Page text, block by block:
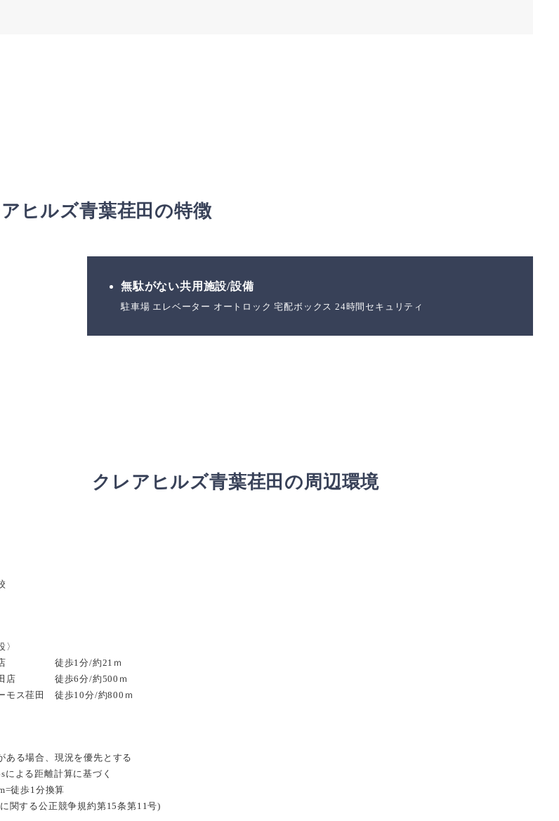
ヒルズ青葉荏田の特徴
無駄がない共用施設/設備
駐車場 エレベーター オートロック 宅配ボックス 24時間セキュリティ
クレアヒルズ青葉荏田の周辺環境
〉
店 徒歩1分/約21ｍ
田店 徒歩6分/約500ｍ
モス荏田 徒歩10分/約800ｍ
ある場合、現況を優先とする
よる距離計算に基づく
徒歩1分換算
関する公正競争規約第15条第11号)